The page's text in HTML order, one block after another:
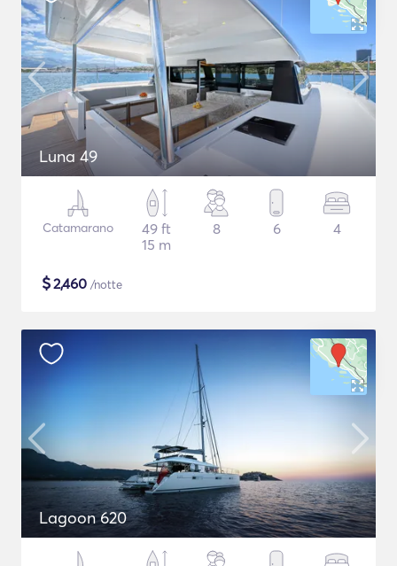
Luna 49
Catamarano
49 ft
15 m
8 6 4
$2,460 /notte
Lagoon 620